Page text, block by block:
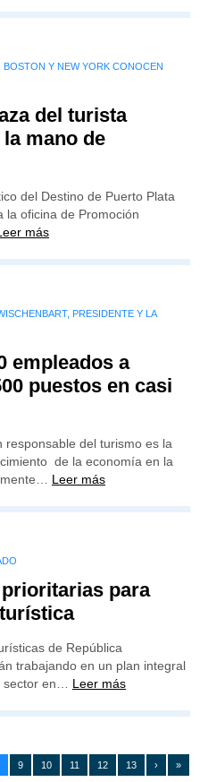
BOSTON Y NEW YORK CONOCEN
del turista
mano de
del Destino de Puerto Plata
la oficina de Promoción
más
PRESIDENTE Y LA
empleados a
puestos en casi
responsable del turismo es la
de la economía en la
Leer más
para
de República
trabajando en un plan integral
sector en… Leer más
9 10 11 12 13 › »